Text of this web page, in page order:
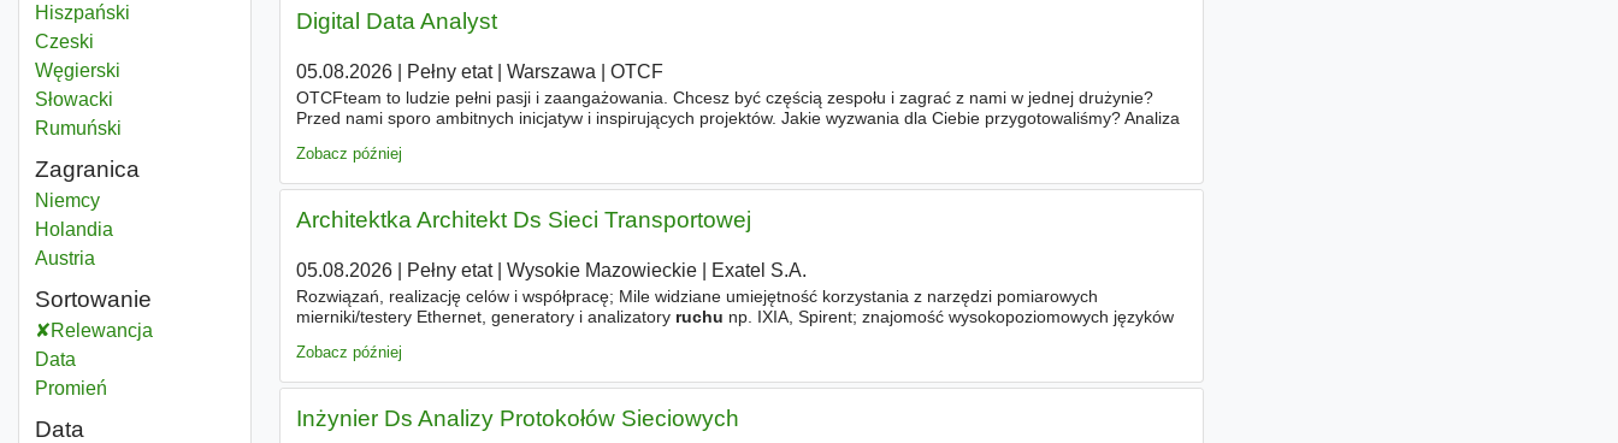
Hiszpański
Czeski
Węgierski
Słowacki
Rumuński
Zagranica
Dyżurny ruchu
Niemcy
Dyżurny ruchu
Holandia
Dyżurny ruchu
Austria
Sortowanie
Relewancja
Data
Promień
Data
Digital Data Analyst
05.08.2026| Pełny etat| Warszawa OTCF
OTCFteam to ludzie pełni pasji i zaangażowania. Chcesz być częścią zespołu i zagrać z nami w jednej drużynie?
Przed nami sporo ambitnych inicjatyw i inspirujących projektów. Jakie wyzwania dla Ciebie przygotowaliśmy? Analiza
Zobacz później
Architektka Architekt Ds Sieci Transportowej
05.08.2026| Pełny etat| Wysokie Mazowieckie| Exatel S.A.
Rozwiązań, realizację celów i współpracę; Mile widziane umiejętność korzystania z narzędzi pomiarowych
mierniki/testery Ethernet, generatory i analizatory ruchu np. IXIA, Spirent; znajomość wysokopoziomowych języków
Zobacz później
Inżynier Ds Analizy Protokołów Sieciowych